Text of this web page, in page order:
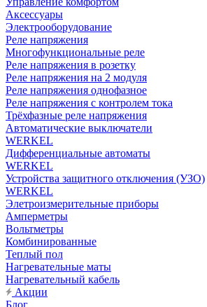
Аксессуары
Электрооборудование
Реле напряжения
Многофункциональные реле
Реле напряжения в розетку
Реле напряжения на 2 модуля
Реле напряжения однофазное
Реле напряжения с контролем тока
Трёхфазные реле напряжения
Автоматические выключатели
WERKEL
Дифференциальные автоматы
WERKEL
Устройства защитного отключения (УЗО)
WERKEL
Элетроизмерительные приборы
Амперметры
Вольтметры
Комбинированные
Теплый пол
Нагревательные маты
Нагревательный кабель
Акции
Блог